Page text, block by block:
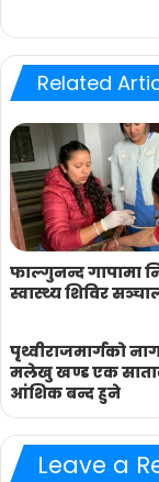
Related
फाल्गुनन्द गापामा
स्वास्थ्य शिविर
पृथ्वीराजमार्गको
मलेखु खण्ड एक
आंशिक बन्द हुने
Leave a